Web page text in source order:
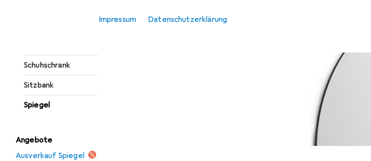
Impressum Datenschutzerklärung
Schuhschrank
Sitzbank
Spiegel
Angebote
Ausverkauf Spiegel